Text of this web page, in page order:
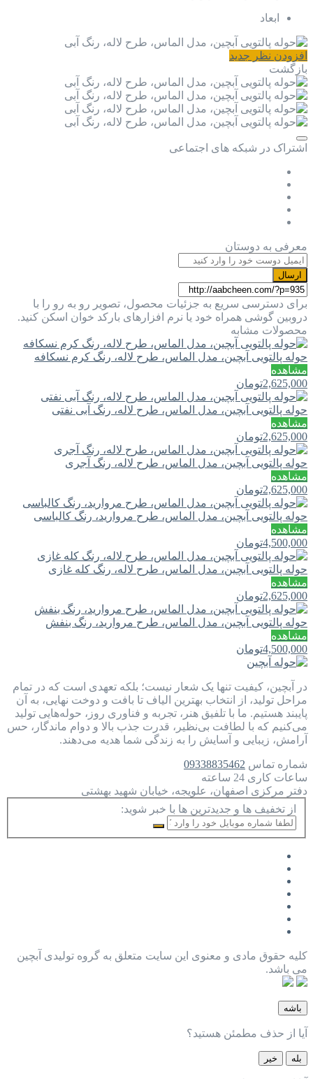
ابعاد
افزودن نظر جدید
بازگشت
اشتراک در شبکه های اجتماعی
معرفی به دوستان
ارسال
برای دسترسی سریع به جزئیات محصول، تصویر رو به رو را با
دروبین گوشی همراه خود یا نرم افزارهای بارکد خوان اسکن کنید.
محصولات مشابه
حوله پالتویی آبچین، مدل الماس، طرح لاله، رنگ کرم نسکافه
مشاهده
2,625,000تومان
حوله پالتویی آبچین، مدل الماس، طرح لاله، رنگ آبی نفتی
مشاهده
2,625,000تومان
حوله پالتویی آبچین، مدل الماس، طرح لاله، رنگ آجری
مشاهده
2,625,000تومان
حوله پالتویی آبچین، مدل الماس، طرح مروارید، رنگ کالباسی
مشاهده
4,500,000تومان
حوله پالتویی آبچین، مدل الماس، طرح لاله، رنگ کله غازی
مشاهده
2,625,000تومان
حوله پالتویی آبچین، مدل الماس، طرح مروارید، رنگ بنفش
مشاهده
4,500,000تومان
در آبچین، کیفیت تنها یک شعار نیست؛ بلکه تعهدی است که در تمام
مراحل تولید، از انتخاب بهترین الیاف تا بافت و دوخت نهایی، به آن
پایبند هستیم. ما با تلفیق هنر، تجربه و فناوری روز، حوله‌هایی تولید
می‌کنیم که با لطافت بی‌نظیر، قدرت جذب بالا و دوام ماندگار، حس
آرامش، زیبایی و آسایش را به زندگی شما هدیه می‌دهند.
شماره تماس 09338835462
ساعات کاری 24 ساعته
دفتر مرکزی اصفهان، علویجه، خیابان شهید بهشتی
از تخفیف ها و جدیدترین ها با خبر شوید:
کلیه حقوق مادی و معنوی این سایت متعلق به گروه تولیدی آبچین
می باشد.
باشه
آیا از حذف مطمئن هستید؟
بله خیر